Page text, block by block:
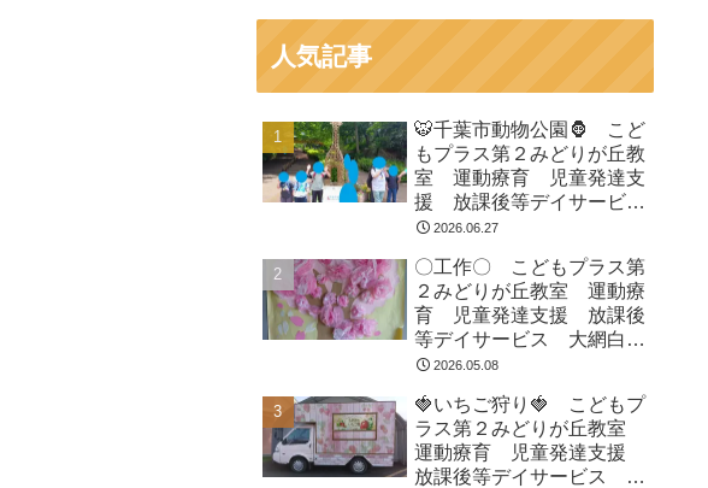
人気記事
🐯千葉市動物公園🦍 こど
もプラス第２みどりが丘教
室 運動療育 児童発達支
援 放課後等デイサービ
ス 大網白里市 千葉市
2026.06.27
〇工作〇 こどもプラス第
２みどりが丘教室 運動療
育 児童発達支援 放課後
等デイサービス 大網白里
市 千葉市 教室見学・体
2026.05.08
🍓いちご狩り🍓 こどもプ
ラス第２みどりが丘教室
運動療育 児童発達支援
放課後等デイサービス 大